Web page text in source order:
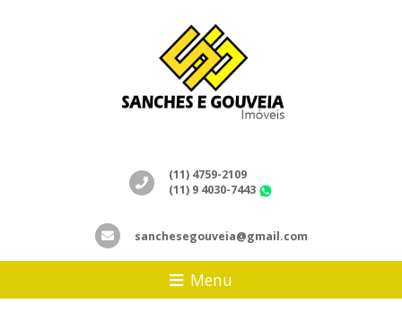
(11) 4759-2109
(11) 9 4030-7443
sanchesegouveia@gmail.com
Menu